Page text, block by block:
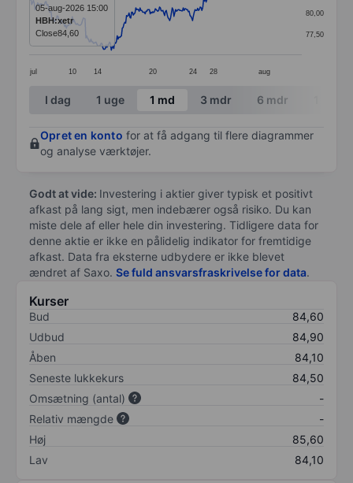
The chart has 1 X axis displaying categories.
The chart has 1 Y axis displaying values. Data
jul 10 14 20 24 28 aug
77,50
80,00
05-aug-2026 15:00
HBH:xetr
Close84,60
End of interactive chart.
I dag 1 uge 1 md 3 mdr 6 mdr
Opret en konto for at få adgang til flere diagrammer
og analyse værktøjer.
Godt at vide: Investering i aktier giver typisk et positivt
afkast på lang sigt, men indebærer også risiko. Du kan
miste dele af eller hele din investering. Tidligere data for
denne aktie er ikke en pålidelig indikator for fremtidige
afkast. Data fra eksterne udbydere er ikke blevet
ændret af Saxo. Se fuld ansvarsfraskrivelse for data.
Kurser
Bud
84,60
Udbud
84,90
Åben
84,10
Seneste lukkekurs
84,50
Omsætning (antal)
-
Relativ mængde
-
Høj
85,60
Lav
84,10